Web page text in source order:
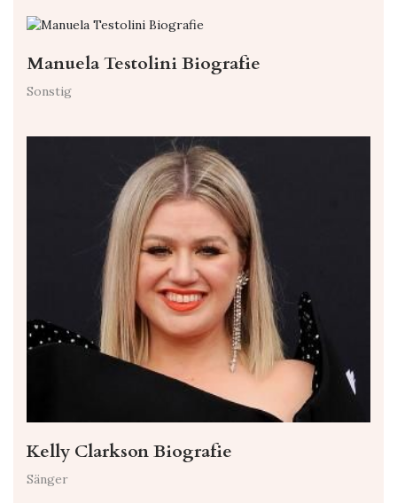
Manuela Testolini Biografie
Sonstig
Kelly Clarkson Biografie
Sänger